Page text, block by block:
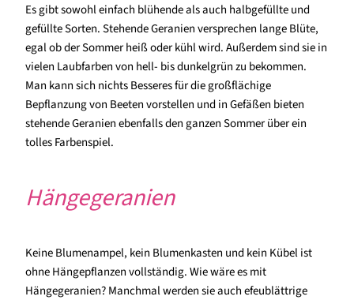
Es gibt sowohl einfach blühende als auch halbgefüllte und
gefüllte Sorten. Stehende Geranien versprechen lange Blüte,
egal ob der Sommer heiß oder kühl wird. Außerdem sind sie in
vielen Laubfarben von hell- bis dunkelgrün zu bekommen.
Man kann sich nichts Besseres für die großflächige
Bepflanzung von Beeten vorstellen und in Gefäßen bieten
stehende Geranien ebenfalls den ganzen Sommer über ein
tolles Farbenspiel.
Hängegeranien
Keine Blumenampel, kein Blumenkasten und kein Kübel ist
ohne Hängepflanzen vollständig. Wie wäre es mit
Hängegeranien? Manchmal werden sie auch efeublättrige